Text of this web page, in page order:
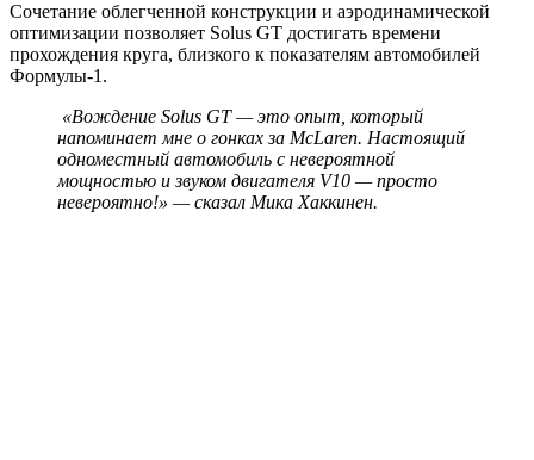
Сочетание облегченной конструкции и аэродинамической
оптимизации позволяет Solus GT достигать времени
прохождения круга, близкого к показателям автомобилей
Формулы-1.
«Вождение Solus GT — это опыт, который
напоминает мне о гонках за McLaren. Настоящий
одноместный автомобиль с невероятной
мощностью и звуком двигателя V10 — просто
невероятно!» — сказал Мика Хаккинен.